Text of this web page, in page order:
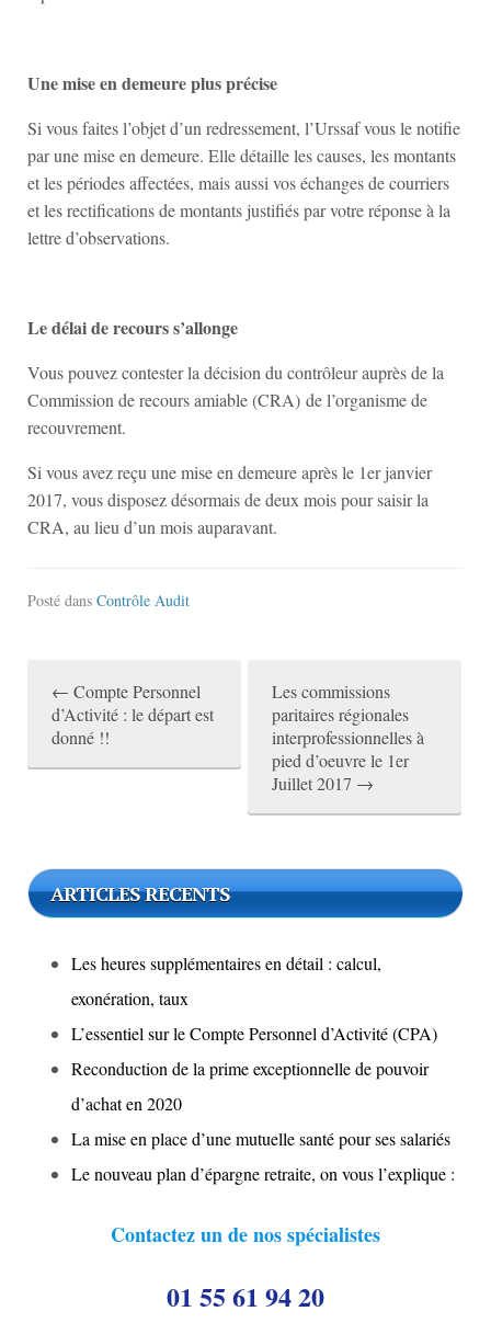
Une mise en demeure plus précise
Si vous faites l’objet d’un redressement, l’Urssaf vous le notifie
par une mise en demeure. Elle détaille les causes, les montants
et les périodes affectées, mais aussi vos échanges de courriers
et les rectifications de montants justifiés par votre réponse à la
lettre d’observations.
Le délai de recours s’allonge
Vous pouvez contester la décision du contrôleur auprès de la
Commission de recours amiable (CRA) de l’organisme de
recouvrement.
Si vous avez reçu une mise en demeure après le 1er janvier
2017, vous disposez désormais de deux mois pour saisir la
CRA, au lieu d’un mois auparavant.
Posté dans Contrôle Audit
n
a
← Compte Personnel
d’Activité : le départ est
donné !!
Les commissions
paritaires régionales
interprofessionnelles à
pied d’oeuvre le 1er
Juillet 2017 →
ARTICLES RECENTS
Les heures supplémentaires en détail : calcul,
exonération, taux
L’essentiel sur le Compte Personnel d’Activité (CPA)
Reconduction de la prime exceptionnelle de pouvoir
d’achat en 2020
La mise en place d’une mutuelle santé pour ses salariés
Le nouveau plan d’épargne retraite, on vous l’explique :
Contactez un de nos spécialistes
01 55 61 94 20